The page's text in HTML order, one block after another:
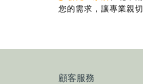
您的需求，讓專業親
顧客服務